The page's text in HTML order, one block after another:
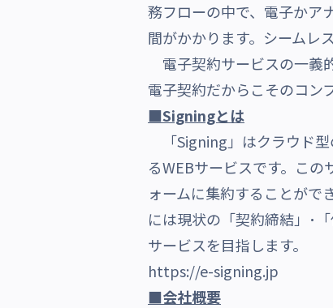
務フローの中で、電子かア
間がかかります。シームレ
電子契約サービスの一義
電子契約だからこそのコン
■Signingとは
「Signing」はクラウド型
るWEBサービスです。こ
ォームに集約することがで
には現状の「契約締結」･
サービスを目指します。
https://e-signing.jp
■会社概要